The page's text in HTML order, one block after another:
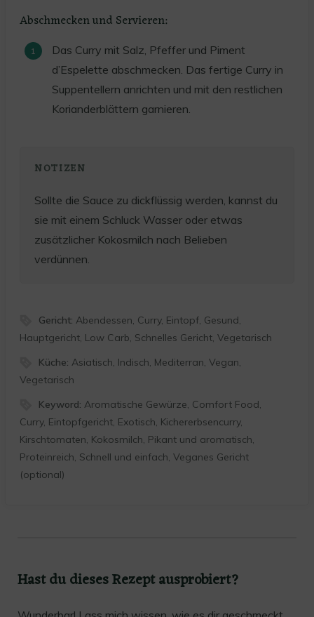
Abschmecken und Servieren:
Das Curry mit Salz, Pfeffer und Piment
d’Espelette abschmecken. Das fertige Curry in
Suppentellern anrichten und mit den restlichen
Korianderblättern garnieren.
NOTIZEN
Sollte die Sauce zu dickflüssig werden, kannst du
sie mit einem Schluck Wasser oder etwas
zusätzlicher Kokosmilch nach Belieben
verdünnen.
Gericht:Abendessen, Curry, Eintopf, Gesund,
Hauptgericht, Low Carb, Schnelles Gericht, Vegetarisch
Küche:Asiatisch, Indisch, Mediterran, Vegan,
Vegetarisch
Keyword:Aromatische Gewürze, Comfort Food,
Curry, Eintopfgericht, Exotisch, Kichererbsencurry,
Kirschtomaten, Kokosmilch, Pikant und aromatisch,
Proteinreich, Schnell und einfach, Veganes Gericht
(optional)
Hast du dieses Rezept ausprobiert?